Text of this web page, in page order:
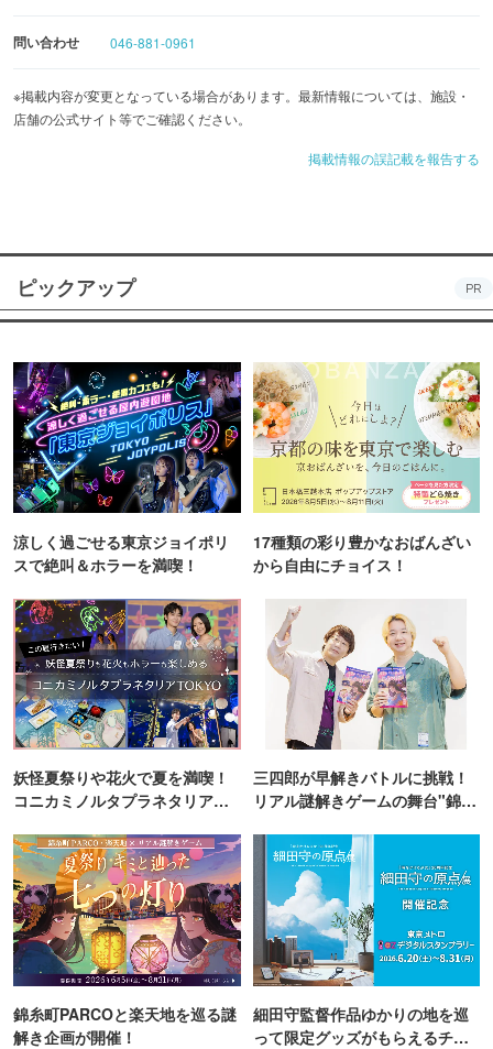
問い合わせ 046-881-0961
※掲載内容が変更となっている場合があります。最新情報については、施設・
店舗の公式サイト等でご確認ください。
掲載情報の誤記載を報告する
ピックアップ PR
涼しく過ごせる東京ジョイポリ
スで絶叫＆ホラーを満喫！
17種類の彩り豊かなおばんざい
から自由にチョイス！
妖怪夏祭りや花火で夏を満喫！
コニカミノルタプラネタリア
三四郎が早解きバトルに挑戦！
リアル謎解きゲームの舞台"錦糸
錦糸町PARCOと楽天地を巡る謎
解き企画が開催！
細田守監督作品ゆかりの地を巡
って限定グッズがもらえるチャ